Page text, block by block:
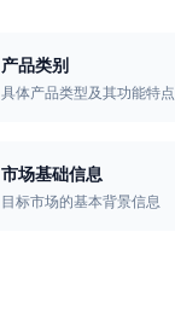
产品类别
具体产品类型及其功能特点
市场基础信息
目标市场的基本背景信息